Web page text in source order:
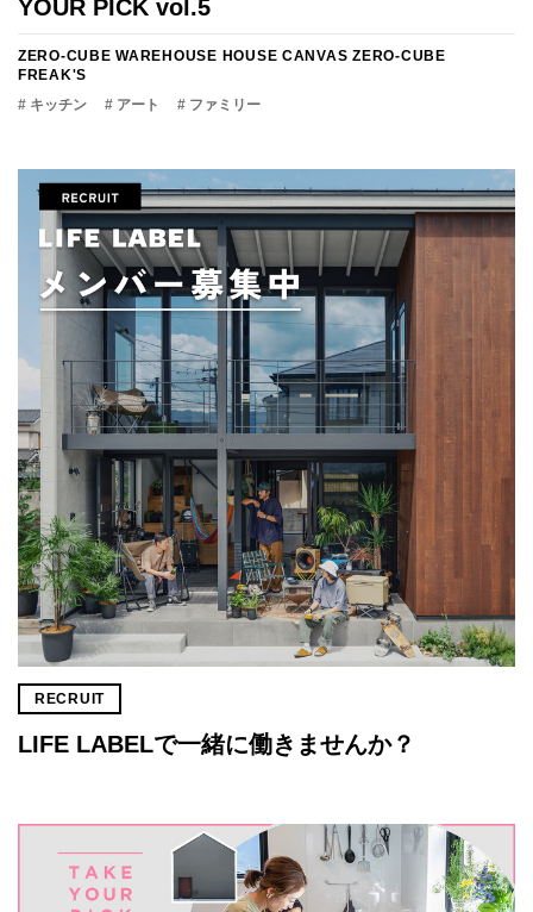
YOUR PICK vol.5
ZERO-CUBE WAREHOUSE HOUSE CANVAS ZERO-CUBE
FREAK'S
# キッチン
# アート # ファミリー
RECRUIT
LIFE LABELで一緒に働きませんか？